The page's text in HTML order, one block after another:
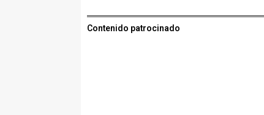
Contenido patrocinado